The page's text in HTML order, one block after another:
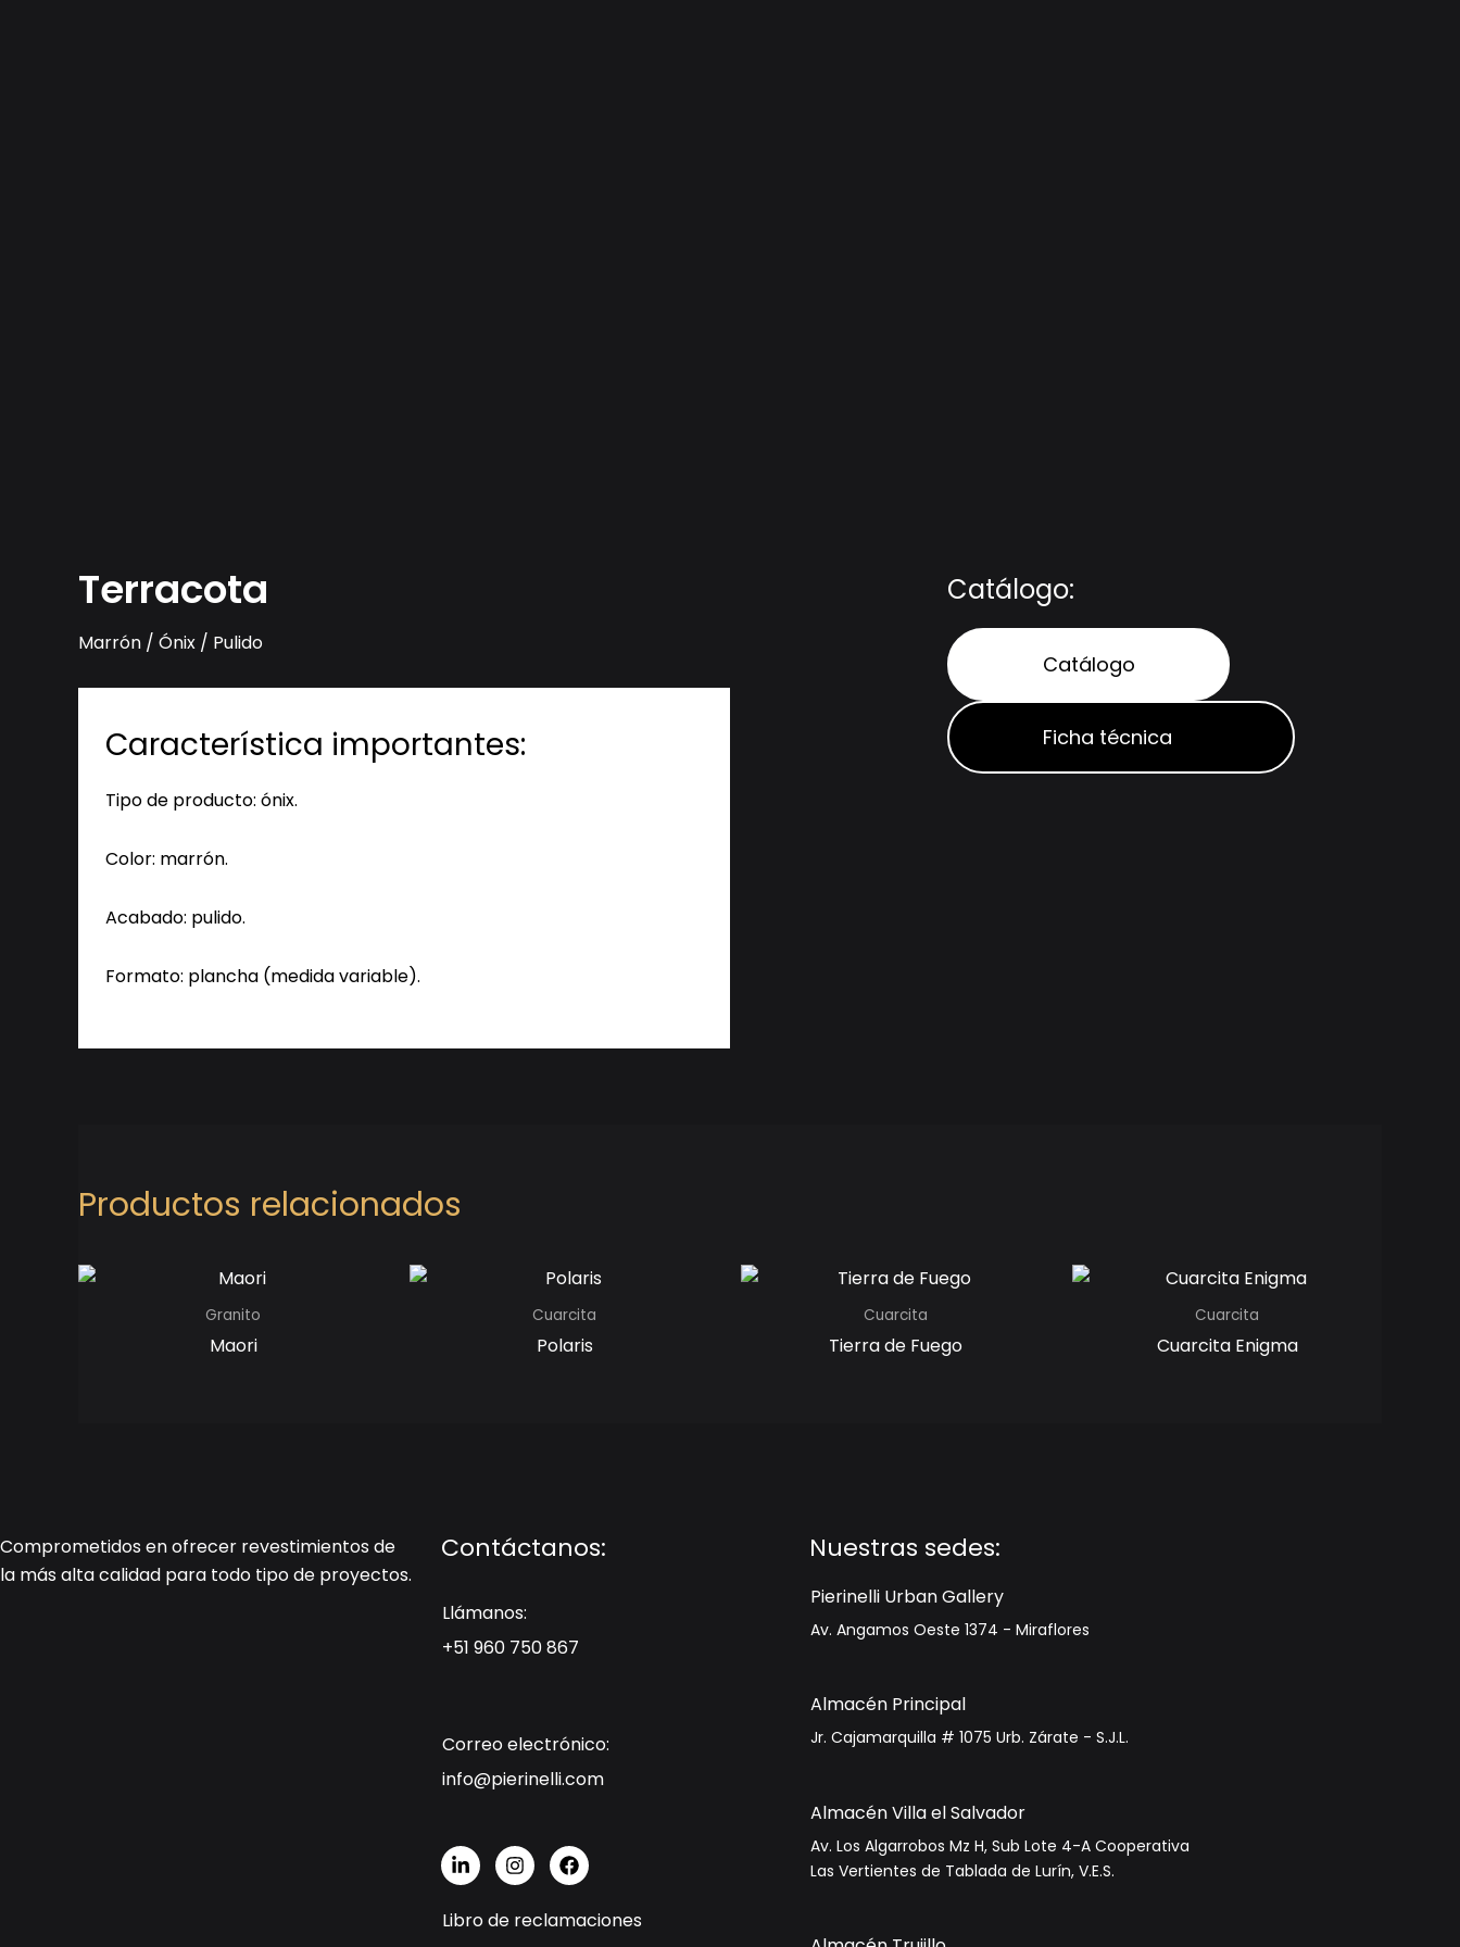
Terracota
Marrón / Ónix / Pulido
Característica importantes:
Tipo de producto: ónix.
Color: marrón.
Acabado: pulido.
Formato: plancha (medida variable).
Catálogo:
Catálogo
Ficha técnica
Productos relacionados
Granito
Maori
Cuarcita
Polaris
Cuarcita
Tierra de Fuego
Cuarcita
Cuarcita Enigma
Comprometidos en ofrecer revestimientos de
la más alta calidad para todo tipo de proyectos.
Contáctanos:
Llámanos:
+51 960 750 867
Correo electrónico:
info@pierinelli.com
L
i
n
k
e
I
n
s
t
a
F
a
c
e
b
Libro de reclamaciones
Nuestras sedes:
Pierinelli Urban Gallery
Av. Angamos Oeste 1374 - Miraflores
Almacén Principal
Jr. Cajamarquilla # 1075 Urb. Zárate - S.J.L.
Almacén Villa el Salvador
Av. Los Algarrobos Mz H, Sub Lote 4-A Cooperativa
Las Vertientes de Tablada de Lurín, V.E.S.